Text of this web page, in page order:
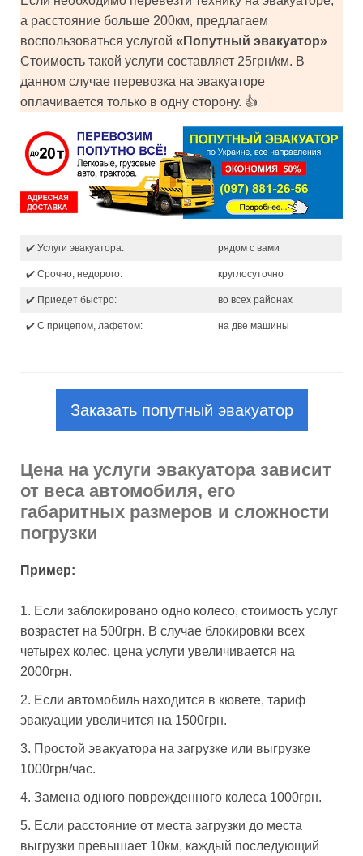
а расстояние больше 200км, предлагаем
воспользоваться услугой «Попутный эвакуатор»
Стоимость такой услуги составляет 25грн/км. В
данном случае перевозка на эвакуаторе
оплачивается только в одну сторону. 👍
✔️ Услуги эвакуатора: рядом с вами
✔️ Срочно, недорого: круглосуточно
✔️ Приедет быстро: во всех районах
✔️ С прицепом, лафетом: на две машины
Заказать попутный эвакуатор
Цена на услуги эвакуатора зависит
от веса автомобиля, его
габаритных размеров и сложности
погрузки
Пример:
Если заблокировано одно колесо, стоимость услуг
возрастет на 500грн. В случае блокировки всех
четырех колес, цена услуги увеличивается на
2000грн.
Если автомобиль находится в кювете, тариф
эвакуации увеличится на 1500грн.
Простой эвакуатора на загрузке или выгрузке
1000грн/час.
Замена одного поврежденного колеса 1000грн.
Если расстояние от места загрузки до места
выгрузки превышает 10км, каждый последующий